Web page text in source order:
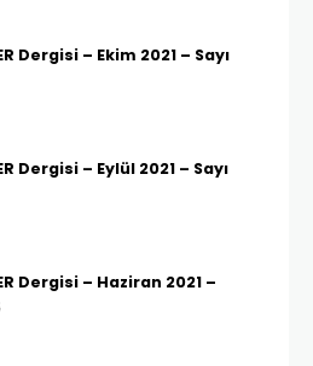
Dergisi – Ekim 2021 – Sayı
Dergisi – Eylül 2021 – Sayı
Dergisi – Haziran 2021 –